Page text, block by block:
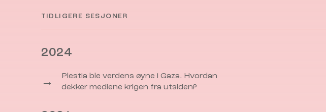
TIDLIGERE SESJONER
2024
→
Plestia ble verdens øyne i Gaza. Hvordan
dekker mediene krigen fra utsiden?